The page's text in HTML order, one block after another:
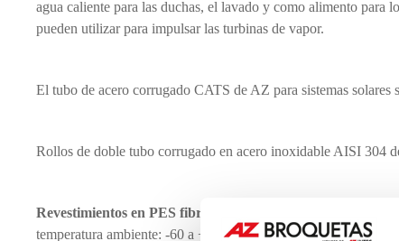
agua caliente para las duchas, el lavado y como alimento para
pueden utilizar para impulsar las turbinas de vapor.
El tubo de acero corrugado CATS de AZ para sistemas solares
Rollos de doble tubo corrugado en acero inoxidable AISI 304
Revestimientos en PES fibroso que soporta temperatura
temperatura ambiente: -60 a +80°C (+100°C a corto plazo).